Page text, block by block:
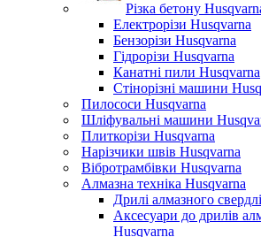
Різка бетону
Електрорізи Husqvarna
Бензорізи Husqvarna
Гідрорізи Husqvarna
Канатні пили Husqvarna
Стінорізні машини
Пилососи Husqvarna
Шліфувальні машини
Плиткорізи Husqvarna
Нарізчики швів Husqvarna
Вібротрамбівки Husqvarna
Алмазна техніка Husqvarna
Дрилі алмазного
Аксесуари до дрилів
Husqvarna